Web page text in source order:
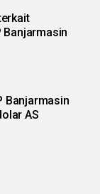
Banjarmasin
Banjarmasin
AS